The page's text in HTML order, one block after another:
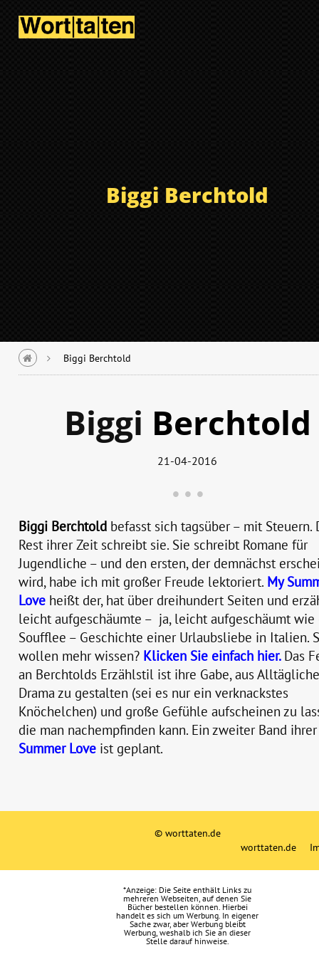
Biggi Berchtold
Biggi Berchtold
Biggi Berchtold
21-04-2016
Biggi Berchtold befasst sich tagsüber – mit Steuern.
Rest ihrer Zeit schreibt sie. Sie schreibt Romane für
Jugendliche – und den ersten, der demnächst
wird, habe ich mit großer Freude lektoriert. My
Love heißt der, hat über dreihundert Seiten und
leicht aufgeschäumte – ja, leicht aufgeschäumt wie
Soufflee – Geschichte einer Urlaubsliebe in Italien.
wollen mehr wissen? Klicken Sie einfach hier. Das
an Berchtolds Erzählstil ist ihre Gabe, aus
Drama zu gestalten (sei es nur ein verknackstes
Knöchelchen) und große Gefühle aufscheinen zu
die man nachempfinden kann. Ein zweiter Band ihrer
Summer Love ist geplant.
© worttaten.de
worttaten.de
*Anzeige: Die Seite enthält Links zu
mehreren Webseiten, auf denen Sie
Bücher bestellen können. Hierbei
handelt es sich um Werbung. In eigener
Sache zwar, aber Werbung bleibt
Werbung, weshalb ich Sie an dieser
Stelle darauf hinweise.